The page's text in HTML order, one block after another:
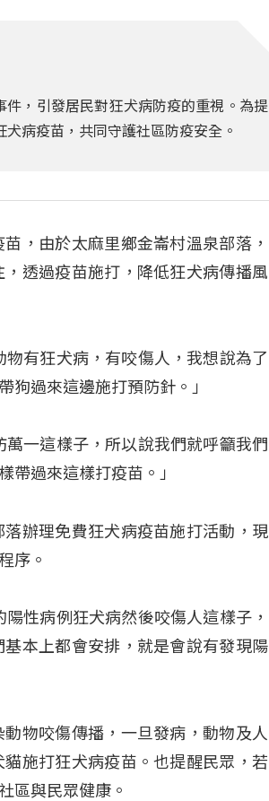
，引發居民對狂犬病防疫的重視。為提
病疫苗，共同守護社區防疫安全。
，由於太麻里鄉金崙村溫泉部落，
透過疫苗施打，降低狂犬病傳播風
有狂犬病，有咬傷人，我想說為了
狗過來這邊施打預防針。」
一這樣子，所以說我們就呼籲我們
帶過來這樣打疫苗。」
辦理免費狂犬病疫苗施打活動，現
序 。
性病例狂犬病然後咬傷人這樣子，
本上都會安排，就是會說有發現陽
物咬傷傳播，一旦發病，動物及人
施打狂犬病疫苗 。也提醒民眾，若
區與民眾健康 。